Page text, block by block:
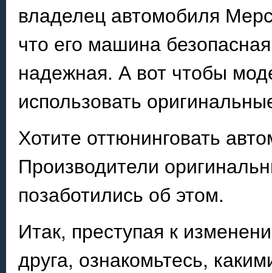
владелец автомобиля
что его машина
надежная. А вот чтобы
использовать
Хотите оттюнинговать
Производители
позаботились об этом.
Итак, преступая к
друга, ознакомьтесь,